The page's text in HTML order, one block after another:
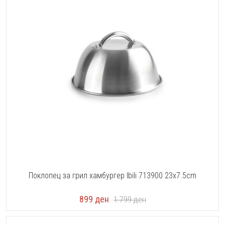
Поклопец за грил хамбургер Ibili 713900 23x7.5cm
899 ден 1.799ден